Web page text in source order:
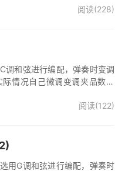
指法编配，降半音为原调。在
。不想练的可以省略。歌词反
阅读(228)
调和弦进行编配，弹奏时变调
情况自己微调变调夹品数。
阅读(122)
用G调和弦进行编配，弹奏时